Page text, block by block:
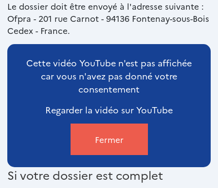
Le dossier doit être envoyé à l'adresse suivante :
Ofpra - 201 rue Carnot - 94136 Fontenay-sous-Bois
Cedex - France.
Cette vidéo YouTube n'est pas affichée
car vous n'avez pas donné votre
consentement
Regarder la vidéo sur YouTube
Fermer
Si votre dossier est complet